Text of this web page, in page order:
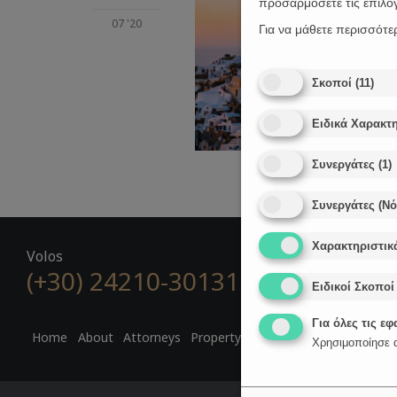
07 '20
Volos
(+30) 24210-30131 
Home About Attorneys Property Law Golden Visa Digital
προσαρμόσετε τις
Για να μάθετε
Σκοποί (11)
Ειδικά
Συνεργάτες (1)
Συνεργάτες
Ειδικοί Σκοποί
Για όλες τις
Χρησιμοποίησε